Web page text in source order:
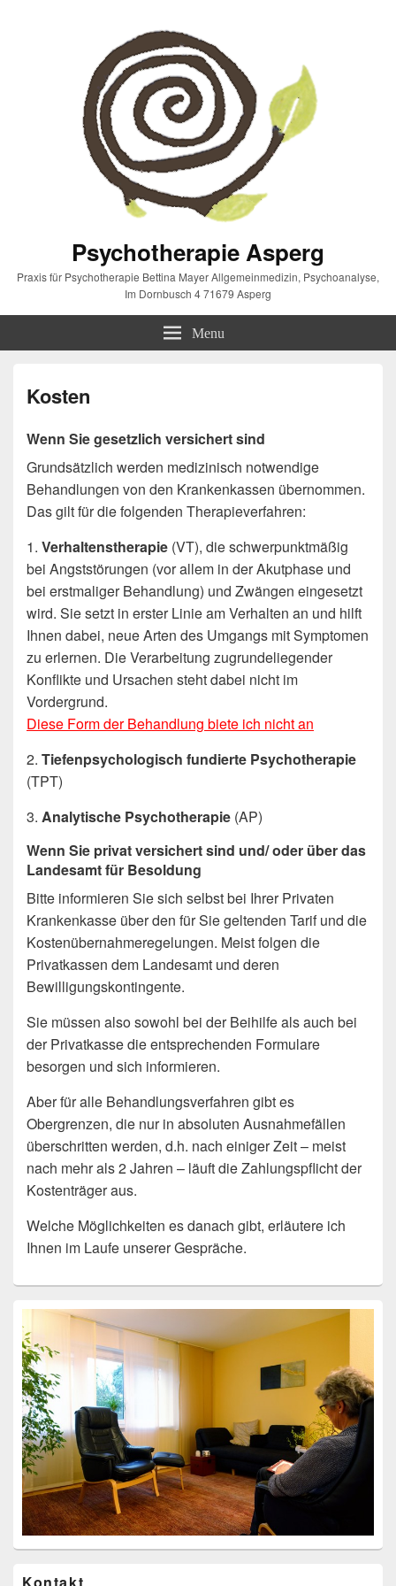
Psychotherapie Asperg
Praxis für Psychotherapie Bettina Mayer Allgemeinmedizin, Psychoanalyse,
Im Dornbusch 4 71679 Asperg
Menu
Kosten
Wenn Sie gesetzlich versichert sind
Grundsätzlich werden medizinisch notwendige
Behandlungen von den Krankenkassen übernommen.
Das gilt für die folgenden Therapieverfahren:
1. Verhaltenstherapie (VT), die schwerpunktmäßig
bei Angststörungen (vor allem in der Akutphase und
bei erstmaliger Behandlung) und Zwängen eingesetzt
wird. Sie setzt in erster Linie am Verhalten an und hilft
Ihnen dabei, neue Arten des Umgangs mit Symptomen
zu erlernen. Die Verarbeitung zugrundeliegender
Konflikte und Ursachen steht dabei nicht im
Vordergrund.
Diese Form der Behandlung biete ich nicht an
2. Tiefenpsychologisch fundierte Psychotherapie
(TPT)
3. Analytische Psychotherapie (AP)
Wenn Sie privat versichert sind und/ oder über das
Landesamt für Besoldung
Bitte informieren Sie sich selbst bei Ihrer Privaten
Krankenkasse über den für Sie geltenden Tarif und die
Kostenübernahmeregelungen. Meist folgen die
Privatkassen dem Landesamt und deren
Bewilligungskontingente.
Sie müssen also sowohl bei der Beihilfe als auch bei
der Privatkasse die entsprechenden Formulare
besorgen und sich informieren.
Aber für alle Behandlungsverfahren gibt es
Obergrenzen, die nur in absoluten Ausnahmefällen
überschritten werden, d.h. nach einiger Zeit – meist
nach mehr als 2 Jahren – läuft die Zahlungspflicht der
Kostenträger aus.
Welche Möglichkeiten es danach gibt, erläutere ich
Ihnen im Laufe unserer Gespräche.
Primärer
Seitenleisten
Widget-
Bereich
Kontakt